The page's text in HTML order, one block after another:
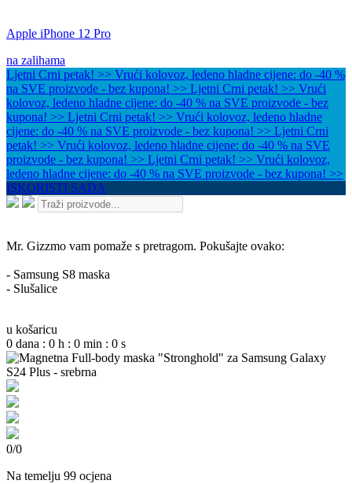
Apple iPhone 12 Pro
na zalihama
Ljetni Crni petak! >> Vrući kolovoz, ledeno hladne cijene: do -40 %
na SVE proizvode - bez kupona! >> Ljetni Crni petak! >> Vrući
kolovoz, ledeno hladne cijene: do -40 % na SVE proizvode - bez
kupona! >> Ljetni Crni petak! >> Vrući kolovoz, ledeno hladne
cijene: do -40 % na SVE proizvode - bez kupona! >> Ljetni Crni
petak! >> Vrući kolovoz, ledeno hladne cijene: do -40 % na SVE
proizvode - bez kupona! >> Ljetni Crni petak! >> Vrući kolovoz,
ledeno hladne cijene: do -40 % na SVE proizvode - bez kupona! >>
ISKORISTI SADA
Mr. Gizzmo vam pomaže s pretragom. Pokušajte ovako:
- Samsung S8 maska
- Slušalice
u košaricu
0 dana : 0 h : 0 min : 0 s
0/0
Na temelju 99 ocjena